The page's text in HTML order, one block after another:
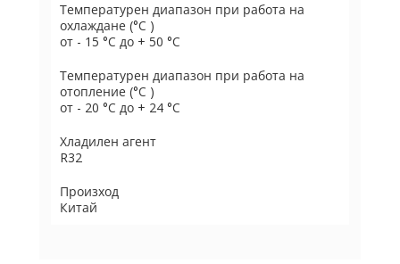
Температурен диапазон при работа на
охлаждане (°C )
от - 15 °C до + 50 °C
Температурен диапазон при работа на
отопление (°C )
от - 20 °C до + 24 °C
Хладилен агент
R32
Произход
Китай